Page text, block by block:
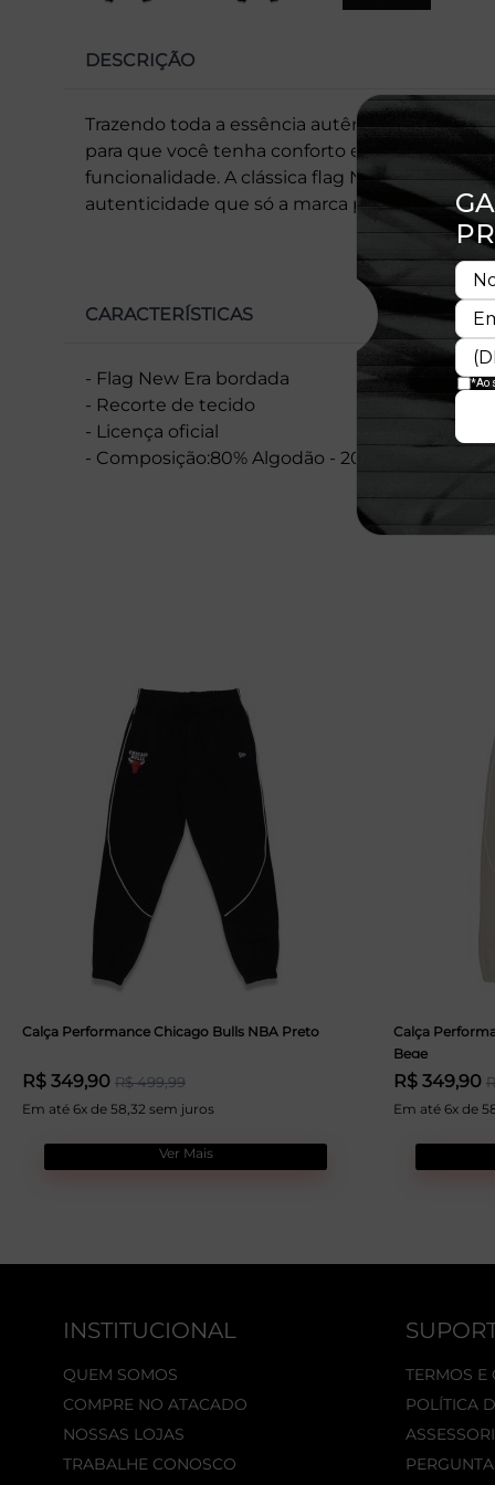
DESCRIÇÃO
Trazendo toda a essência autêntica da New
para que você tenha conforto e estilo no dia
funcionalidade. A clássica flag New Era
autenticidade que só a marca proporciona
CARACTERÍSTICAS
- Flag New Era bordada
- Recorte de tecido
- Licença oficial
- Composição:80% Algodão - 20% Elastano
Calça Performance Chicago Bulls NBA Preto
R$ 349,90 R$ 499,99
Em até 6x de 58,32 sem juros
Ver Mais
Calça
Bege
R$ 349,90
Em até 6x de
INSTITUCIONAL
QUEM SOMOS
COMPRE NO ATACADO
NOSSAS LOJAS
TRABALHE CONOSCO
TERMOS E
POLÍTICA